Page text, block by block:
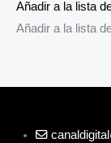
Añadir a la lista
Añadir a la lista